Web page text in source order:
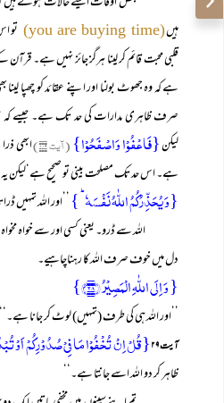
ہیں(you are buying time)
تو
قلبی محبت قائم کر لینا ہرگز جائز نہیں ہے۔
ہے کہ وہ جھوٹ بولنا اور اپنے عقائد کو چھپا
صرف ظاہری مدارات کی حد تک ہے۔ جیسے کہ
لیکن{فَاعْفُوْا وَاصْفَحُوْا}(آیت ۱۰۹)
ابھی
ہے۔ اس حد تک مصلحت بینی تو صحیح ہے‘لیکن یہ
{وَ یُحَذِّرُکُمُ اللّٰہُ نَفۡسَہٗ ؕ } ’’اور اللہ
اللہ سے ڈرو۔ یعنی کسی اور سے خواہ مخواہ
دل میں خوف صرف اللہ کا رہناچاہیے۔
{ وَ اِلَی اللّٰہِ الۡمَصِیۡرُ ﴿۲۸﴾}
’’اور اللہ ہی کی طرف (تمہیں) لوٹ کر جانا ہے۔‘‘
آیت۲۹ {قُلۡ اِنۡ تُخۡفُوۡا مَا فِیۡ صُدُوۡرِکُمۡ اَوۡ
ظاہر کر دو اللہ اسے جانتا ہے۔‘‘